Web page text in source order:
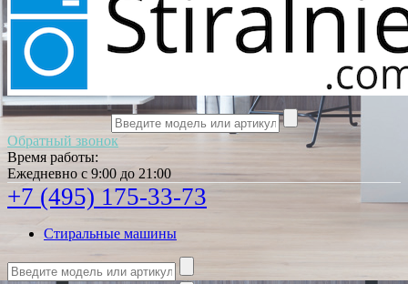
Обратный звонок
Время работы:
Ежедневно с 9:00 до 21:00
+7 (495) 175-33-73
Стиральные машины